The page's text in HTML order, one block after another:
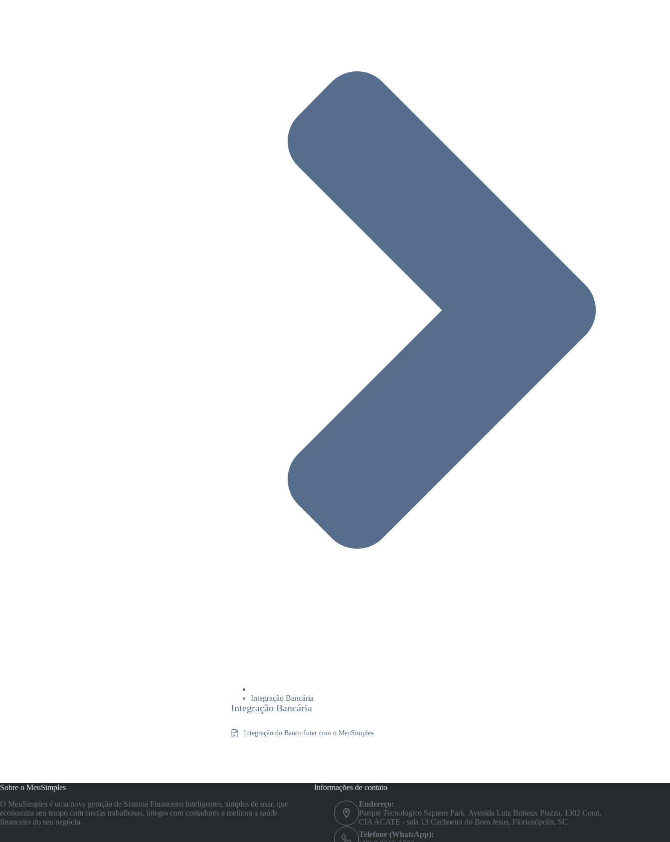
Integração Bancária
Integração Bancária
Integração do Banco Inter com o MeuSimples
Sobre o MeuSimples
O MeuSimples é uma nova geração de Sistema Financeiro Inteligentes, simples de usar, que
economiza seu tempo com tarefas trabalhosas, integra com contadores e melhora a saúde
financeira do seu negócio.
Informações de contato
Endereço:
Parque Tecnologico Sapiens Park. Avenida Luiz Boiteux Piazza, 1302 Cond.
CIA ACATE - sala 13 Cachoeira do Bom Jesus, Florianópolis, SC
Telefone (WhatsApp):